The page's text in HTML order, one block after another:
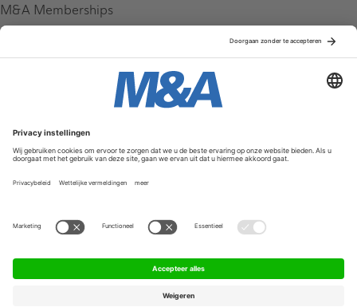
M&A Memberships
Service & Contact
Contact
FAQ
Werken bij ons
Algemene Voorwaarden